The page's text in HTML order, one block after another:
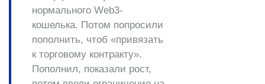
нормального Web3-
кошелька. Потом попросили
пополнить, чтоб «привязать
к торговому контракту».
Пополнил, показали рост,